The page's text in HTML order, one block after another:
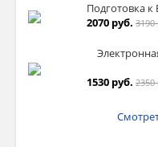
Подготовка к
2070 руб. 3190
1530 руб. 2350